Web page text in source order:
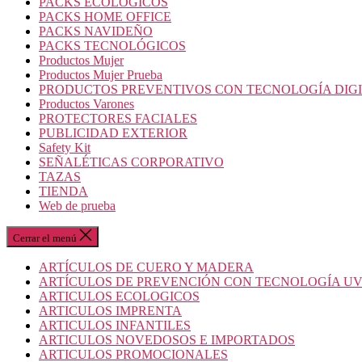
PACKS HOME OFFICE
PACKS NAVIDEÑO
PACKS TECNOLÓGICOS
Productos Mujer
Productos Mujer Prueba
PRODUCTOS PREVENTIVOS CON TECNOLOGÍA
Productos Varones
PROTECTORES FACIALES
PUBLICIDAD EXTERIOR
Safety Kit
SEÑALÉTICAS CORPORATIVO
TAZAS
TIENDA
Web de prueba
Cerrar el menú
ARTÍCULOS DE CUERO Y MADERA
ARTÍCULOS DE PREVENCIÓN CON TECNOLOGÍA UV
ARTICULOS ECOLOGICOS
ARTICULOS IMPRENTA
ARTICULOS INFANTILES
ARTICULOS NOVEDOSOS E IMPORTADOS
ARTICULOS PROMOCIONALES